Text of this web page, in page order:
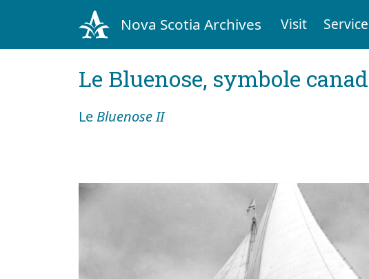
Nova Scotia Archives Visit
Le Bluenose, symbole
Le Bluenose II